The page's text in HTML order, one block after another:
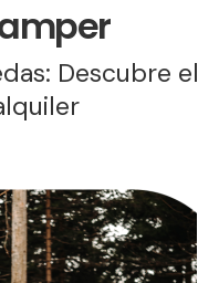
Descubre el